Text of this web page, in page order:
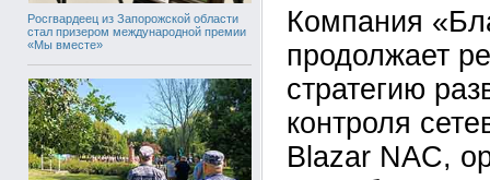
Росгвардеец из Запорожской области
стал призером международной премии
«Мы вместе»
Компания
продолжает
стратегию
контроля
Blazar NAC,